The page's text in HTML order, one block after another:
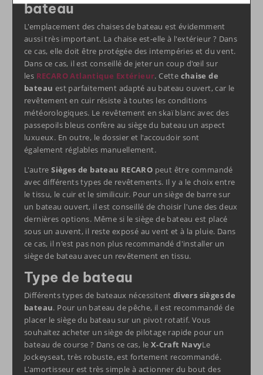
bateau
L'emplacement des chaises de bateau est évidemment
aussi très important. La chaise est-elle à l'extérieur ? Dans
ce cas, elle doit être protégée des intempéries et du vent.
Dans ce cas, il est conseillé de jeter un coup d'œil sur
les RECAROAtlantique Extérieur. Cette chaise de
bateau est parfaitement adapté au bateau ouvert, car le
revêtement en cuir résiste à toutes les conditions
météorologiques. Le revêtement en skaï blanc avec des
passepoils bleus confère au siège du bateau un aspect
luxueux. En outre, le dossier et l'accoudoir sont
également réglables manuellement.
L'autreSièges de bateau RECARO peut être commandé
avec différents types de revêtements. Il y a le choix entre
le tissu, le cuir et le similicuir. Pour un siège de barre sur
un bateau ouvert, il est conseillé de choisir l'une des deux
dernières options. Même si le siège de bateau est placé
sous un auvent, il reste exposé au vent et à la pluie. Dans
ce cas, il n'est pas non plus recommandé d'installer un
siège de bateau avec un revêtement en tissu.
Type de bateau
Différents types de bateaux nécessitent divers sièges de
bateau. Pour un bateau de pêche, il est recommandé de
placer le siège du bateau sur un pivot rotatif. Vous
souhaitez acheter un siège de pilotage rapide pour un
bateau de course ? Dans ce cas, le X-Craft NavyLe
Jockeyseat, très robuste, est fortement recommandé.
L'amortisseur est très simple à actionner du bout des